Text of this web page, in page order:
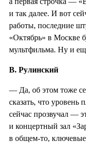
и так далее. И вот
работы, последние
«Октябрь» в Москве
мультфильма. Ну и
В. Рулинский
— Да, об этом тоже
сказать, что уровень
сейчас прозвучал —
и концертный зал
в общем-то,